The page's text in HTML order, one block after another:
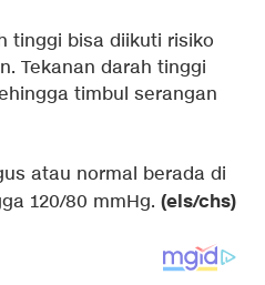
tinggi bisa diikuti risiko
Tekanan darah tinggi
timbul serangan
atau normal berada di
120/80 mmHg. (els/chs)